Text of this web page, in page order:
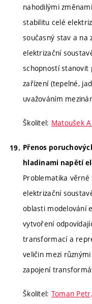
nahodilými
stabilitu celé
současný stav a na
elektrizační
schopností stanovit
zařízení (tepelné,
uvažováním
Školitel: Matoušek
Přenos
hladinami napětí
Problematika
elektrizační
oblasti modelování
vytvoření
transformací a
veličin mezi
zapojení
Školitel: Toman